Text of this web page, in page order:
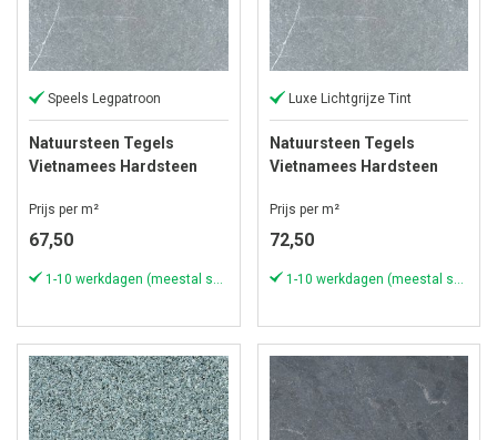
Speels Legpatroon
Natuursteen Tegels
Vietnamees Hardsteen
Anticato
Prijs per m²
67,50
Luxe Lichtgrijze Tint
Natuursteen Tegels
Vietnamees Hardsteen
Prijs per m²
72,50